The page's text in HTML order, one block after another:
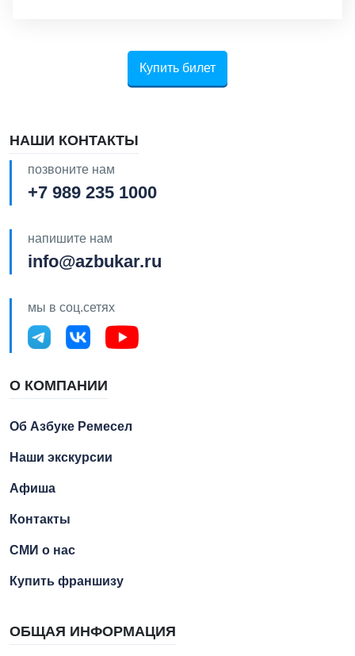
Купить билет
НАШИ КОНТАКТЫ
позвоните нам
+7 989 235 1000
напишите нам
info@azbukar.ru
мы в соц.сетях
О КОМПАНИИ
Об Азбуке Ремесел
Наши экскурсии
Афиша
Контакты
СМИ о нас
Купить франшизу
ОБЩАЯ ИНФОРМАЦИЯ